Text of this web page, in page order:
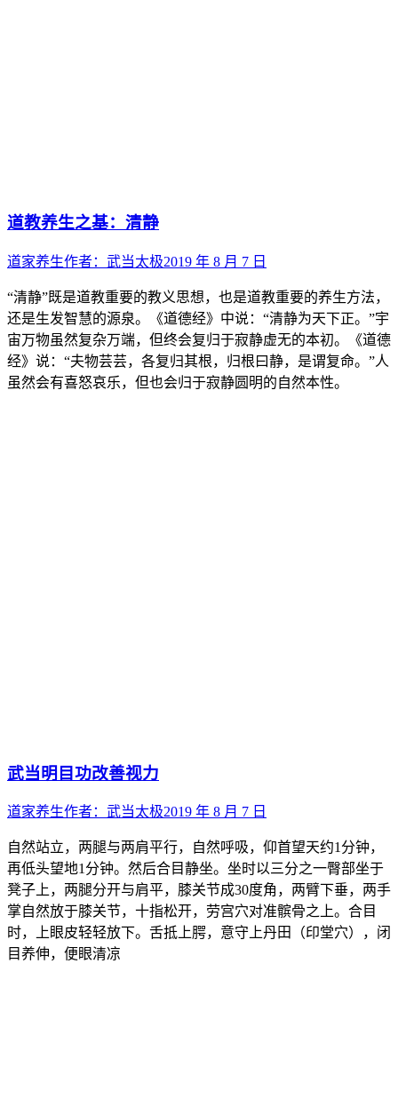
道教养生之基：清静
道家养生作者： 武当太极2019 年 8 月 7 日
“清静”既是道教重要的教义思想，也是道教重要的养生方法，
还是生发智慧的源泉。《道德经》中说：“清静为天下正。”宇
宙万物虽然复杂万端，但终会复归于寂静虚无的本初。《道德
经》说：“夫物芸芸，各复归其根，归根曰静，是谓复命。”人
虽然会有喜怒哀乐，但也会归于寂静圆明的自然本性。
武当明目功改善视力
道家养生作者： 武当太极2019 年 8 月 7 日
自然站立，两腿与两肩平行，自然呼吸，仰首望天约1分钟，
再低头望地1分钟。然后合目静坐。坐时以三分之一臀部坐于
凳子上，两腿分开与肩平，膝关节成30度角，两臂下垂，两手
掌自然放于膝关节，十指松开，劳宫穴对准髌骨之上。合目
时，上眼皮轻轻放下。舌抵上腭，意守上丹田（印堂穴），闭
目养伸，便眼清凉